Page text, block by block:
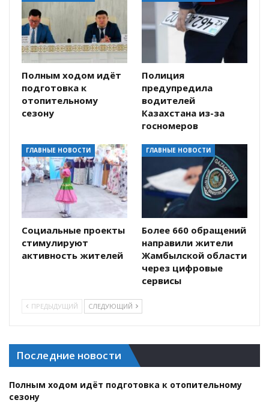
Полным ходом идёт
подготовка к
отопительному
сезону
Полиция
предупредила
водителей
Казахстана из-за
госномеров
ГЛАВНЫЕ НОВОСТИ
Социальные проекты
стимулируют
активность жителей
ГЛАВНЫЕ НОВОСТИ
Более 660 обращений
направили жители
Жамбылской области
через цифровые
сервисы
ПРЕДЫДУЩИЙ СЛЕДУЮЩИЙ
Последние новости
Полным ходом идёт подготовка к отопительному
сезону